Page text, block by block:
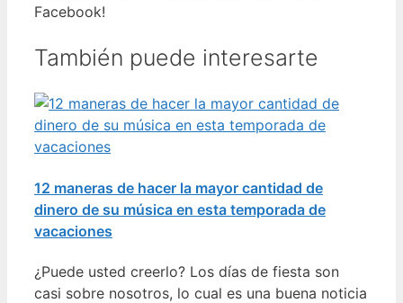
Facebook!
También puede interesarte
12 maneras de hacer la mayor cantidad de
dinero de su música en esta temporada de
vacaciones
¿Puede usted creerlo? Los días de fiesta son
casi sobre nosotros, lo cual es una buena noticia